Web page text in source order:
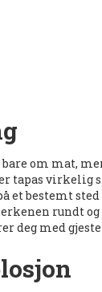
om mat,
tapas virkelig
et bestemt
rundt
deg med